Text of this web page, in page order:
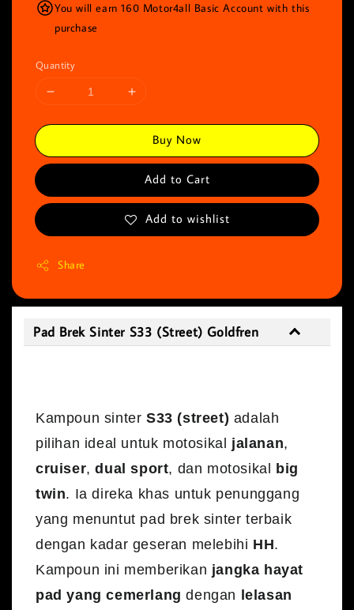
You will earn 160 Motor4all Basic Account with this
purchase
Quantity
Buy Now
Add to Cart
Add to wishlist
Share
Pad Brek Sinter S33 (Street) Goldfren
Kampoun sinter S33 (street) adalah
pilihan ideal untuk motosikal jalanan,
cruiser,dual sport, dan motosikal big
twin. Ia direka khas untuk penunggang
yang menuntut pad brek sinter terbaik
dengan kadar geseran melebihi HH.
Kampoun ini memberikan jangka hayat
pad yang cemerlang dengan lelasan